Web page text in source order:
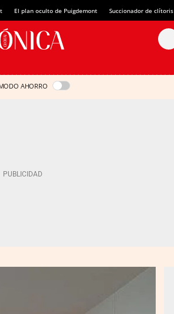
El plan oculto de Puigdemont Succionador de clítoris
AHORRO